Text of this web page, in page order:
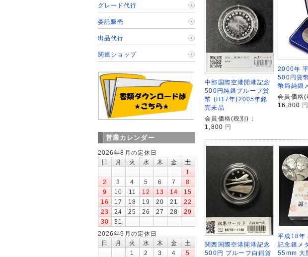
中部国際空港開港記念
500円純銀プルーフ貨
幣 (H17年)2005年銘
完未品
会員価格(税別)：
1,800 円
2000年
500円貨
幣局純銀
会員価格(
16,800 円
関西国際空港開港記念
500円 プルーフ白銅貨
平成18年
記念銀メ
55mm 大
グレード代行
委託販売
出品代行
関連ショップ
営業カレンダー
2026年8月の定休日
日
月 火 水 木 金
土
1
2
3 4 5 6 7
8
9
10 11 12 13 14
15
16
17 18 19 20 21
22
23
24 25 26 27 28
29
30
31
2026年9月の定休日
日
月 火 水 木 金
土
1
2 3 4
5